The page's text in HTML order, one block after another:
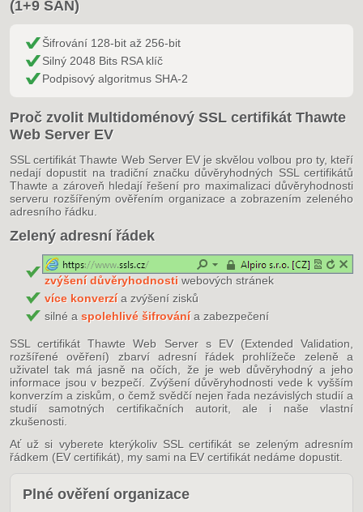
(1+9 SAN)
Šifrování 128-bit až 256-bit
Silný 2048 Bits RSA klíč
Podpisový algoritmus SHA-2
Proč zvolit Multidoménový SSL certifikát Thawte
Web Server EV
SSL certifikát Thawte Web Server EV je skvělou volbou pro ty, kteří
nedají dopustit na tradiční značku důvěryhodných SSL certifikátů
Thawte a zároveň hledají řešení pro maximalizaci důvěryhodnosti
serveru rozšířeným ověřením organizace a zobrazením zeleného
adresního řádku.
Zelený adresní řádek
zvýšení důvěryhodnosti webových stránek
více konverzía zvýšení zisků
silné a spolehlivé šifrovánía zabezpečení
SSL certifikát Thawte Web Server s EV (Extended Validation,
rozšířené ověření) zbarví adresní řádek prohlížeče zeleně a
uživatel tak má jasně na očích, že je web důvěryhodný a jeho
informace jsou v bezpečí. Zvýšení důvěryhodnosti vede k vyšším
konverzím a ziskům, o čemž svědčí nejen řada nezávislých studií a
studií samotných certifikačních autorit, ale i naše vlastní
zkušenosti.
Ať už si vyberete kterýkoliv SSL certifikát se zeleným adresním
řádkem (EV certifikát), my sami na EV certifikát nedáme dopustit.
Plné ověření organizace